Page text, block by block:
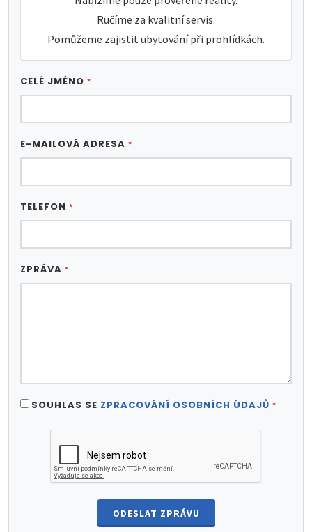
Ručíme za kvalitní servis.
Pomůžeme zajistit ubytování při prohlídkách.
CELÉ JMÉNO *
E-MAILOVÁ ADRESA *
TELEFON *
ZPRÁVA *
SOUHLAS SE ZPRACOVÁNÍ OSOBNÍCH ÚDAJŮ *
ODESLAT ZPRÁVU